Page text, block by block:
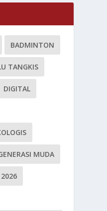
BADMINTON
TANGKIS
DIGITAL
MUDA